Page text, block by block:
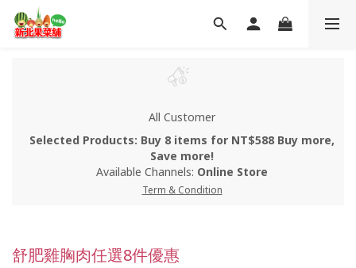
All Customer
Selected Products: Buy 8 items for NT$588 Buy more,
Save more!
Available Channels: Online Store
Term & Condition
舒肥雞胸肉任選8件優惠